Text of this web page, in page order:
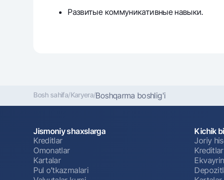
Развитые коммуникативные навыки.
Bosh sahifa/Karyera/Boshqarma boshlig'i
Jismoniy shaxslarga
Kreditlar
Omonatlar
Kartalar
Pul oʻtkazmalari
Kichik
Joriy
Kreditlar